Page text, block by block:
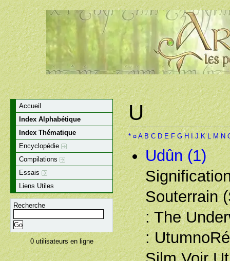
Accueil
Index Alphabétique
Index Thématique
Encyclopédie
Compilations
Essais
Liens Utiles
Recherche
0 utilisateurs en ligne
U
* ¤ A B C D E F G H I J K L M N
Udûn (1)
Souterrain
: The
: